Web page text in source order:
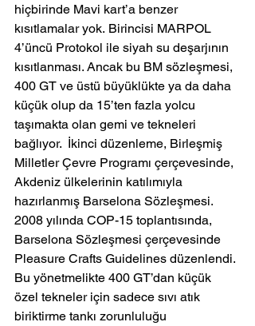
hiçbirinde Mavi kart’a benzer
kısıtlamalar yok. Birincisi MARPOL
4’üncü Protokol ile siyah su deşarjının
kısıtlanması. Ancak bu BM sözleşmesi,
400 GT ve üstü büyüklükte ya da daha
küçük olup da 15’ten fazla yolcu
taşımakta olan gemi ve tekneleri
bağlıyor.  İkinci düzenleme, Birleşmiş
Milletler Çevre Programı çerçevesinde,
Akdeniz ülkelerinin katılımıyla
hazırlanmış Barselona Sözleşmesi.
2008 yılında COP-15 toplantısında,
Barselona Sözleşmesi çerçevesinde
Pleasure Crafts Guidelines düzenlendi.
Bu yönetmelikte 400 GT’dan küçük
özel tekneler için sadece sıvı atık
biriktirme tankı zorunluluğu